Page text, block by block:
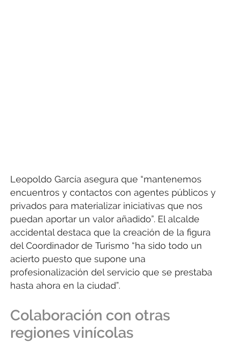
Leopoldo García asegura que “mantenemos
encuentros y contactos con agentes públicos y
privados para materializar iniciativas que nos
puedan aportar un valor añadido”. El alcalde
accidental destaca que la creación de la figura
del Coordinador de Turismo “ha sido todo un
acierto puesto que supone una
profesionalización del servicio que se prestaba
hasta ahora en la ciudad”.
Colaboración con otras
regiones vinícolas